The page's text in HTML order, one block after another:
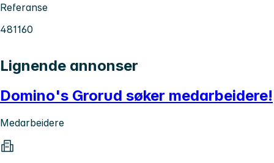
Referanse
481160
Lignende annonser
Domino's Grorud søker medarbeidere!
Medarbeidere